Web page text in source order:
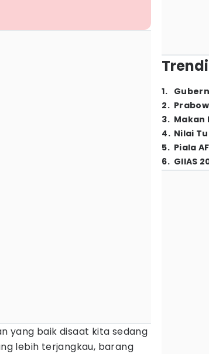
yang baik disaat kita sedang
lebih terjangkau, barang
1.
2.
3. Makan
4. Nilai
5. Piala
6. GIIAS